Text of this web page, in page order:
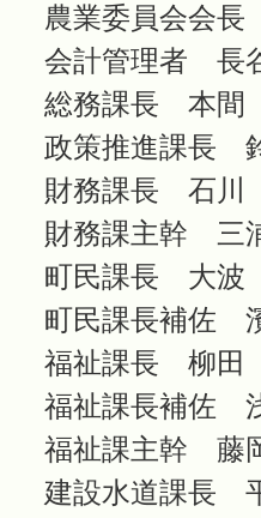
農業委員会会
会計管理者
総務課長 本
政策推進課長
財務課長 石
財務課主幹
町民課長 大
町民課長補佐
福祉課長 柳
福祉課長補佐
福祉課主幹
建設水道課長